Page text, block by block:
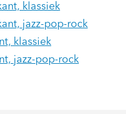
klassiek
jazz-pop-rock
klassiek
jazz-pop-rock